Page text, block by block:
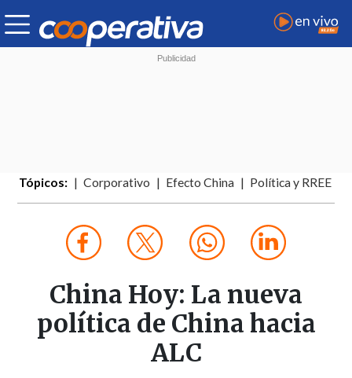
Tópicos: Corporativo Efecto China Política y RREE
China Hoy: La nueva
política de China hacia
ALC